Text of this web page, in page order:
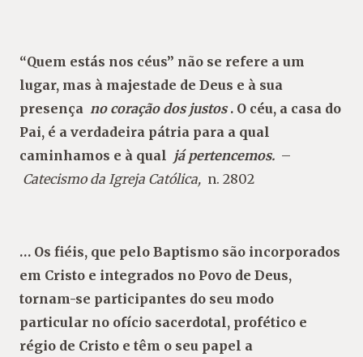
“Quem estás nos céus” não se refere a um
lugar, mas à majestade de Deus e à sua
presença no coração dos justos. O céu, a casa do
Pai, é a verdadeira pátria para a qual
caminhamos e à qual já pertencemos. –
Catecismo da Igreja Católica, n. 2802
… Os fiéis, que pelo Baptismo são incorporados
em Cristo e integrados no Povo de Deus,
tornam-se participantes do seu modo
particular no ofício sacerdotal, profético e
régio de Cristo e têm o seu papel a